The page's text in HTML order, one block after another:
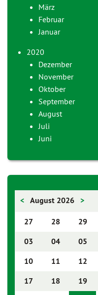
März
Februar
Januar
2020
Dezember
November
Oktober
September
August
Juli
Juni
< August 2026 >
27 28 29
03
04 05
10
11 12
17
18 19